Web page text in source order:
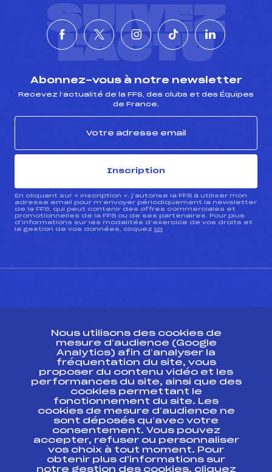
SUIVEZ
L'ACTU
Abonnez-vous à notre newsletter
Recevez l’actualité de la FFS, des clubs et des Équipes
de France.
Inscription
En cliquant sur « inscription », j’autorise la FFS à utiliser mon
adresse email pour m’envoyer périodiquement la newsletter
de la FFS, qui peut contenir des offres commerciales et
promotionnelles de la FFS ou de ses partenaires. Pour plus
d’informations sur les modalités d’exercice de vos droits et
la gestion de vos données, cliquez ici
ESPACE PRESSE
Ressources
Pass’Neige
Projet sportif fédéral
Projet de performance fédéral
Antidopage
Pôle Développement, Formation, Suivi
Scientifique
Listes ministérielles
Nous utilisons des cookies de
mesure d’audience (Google
Analytics) afin d’analyser la
fréquentation du site, vous
proposer du contenu vidéo et les
performances du site, ainsi que des
cookies permettant le
fonctionnement du site. Les
cookies de mesure d’audience ne
sont déposés qu’avec votre
consentement. Vous pouvez
accepter, refuser ou personnaliser
vos choix à tout moment. Pour
obtenir plus d'informations sur
notre gestion des cookies, cliquez